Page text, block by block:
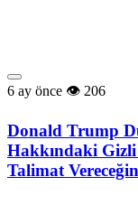
6 ay önce 206
Donald Trump
Hakkındaki Gizli
Talimat